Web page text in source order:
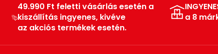
49.990 Ft feletti vásárlás esetén a
kiszállítás ingyenes, kivéve
az akciós termékek esetén.
a 8